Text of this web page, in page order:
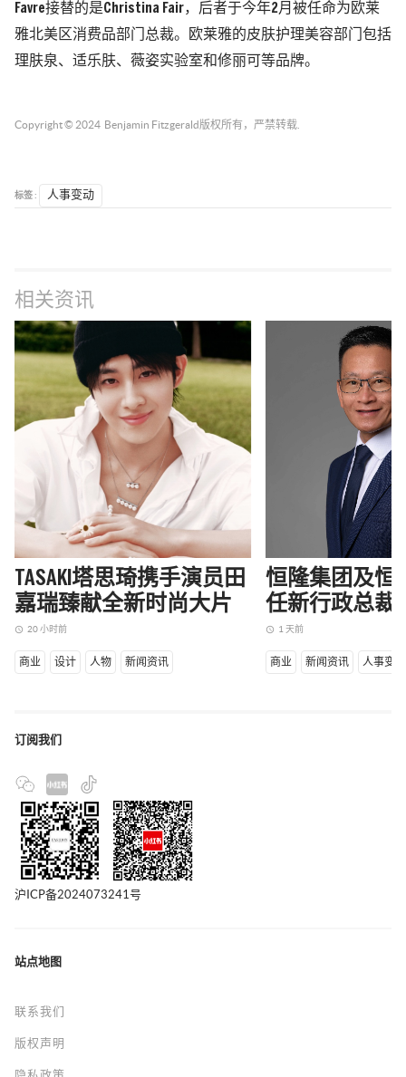
Favre接替的是Christina Fair，后者于今年2月被任命为欧莱
雅北美区消费品部门总裁。欧莱雅的皮肤护理美容部门包括
理肤泉、适乐肤、薇姿实验室和修丽可等品牌。
Copyright © 2024 Benjamin Fitzgerald 版权所有，严禁转载.
标签 : 人事变动
相关资讯
TASAKI塔思琦携手演员田
嘉瑞臻献全新时尚大片
access_time 20 小时前
商业 设计 人物 新闻资讯
恒隆集团及恒
任新行政总裁
access_time 1 天前
商业 新闻资讯 人事变动
订阅我们
沪ICP备2024073241号
站点地图
联系我们
版权声明